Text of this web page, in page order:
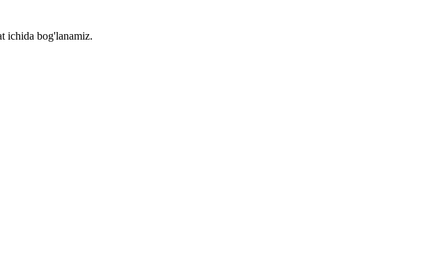
ichida bog'lanamiz.